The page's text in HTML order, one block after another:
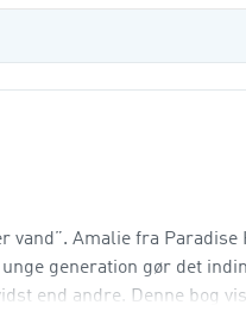
vand”. Amalie fra Paradise
generation gør det
end andre. Denne bog